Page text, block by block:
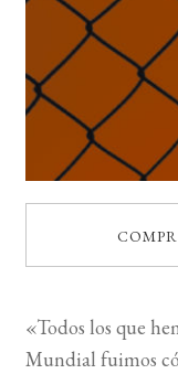
«Todos los que
Mundial fuimos